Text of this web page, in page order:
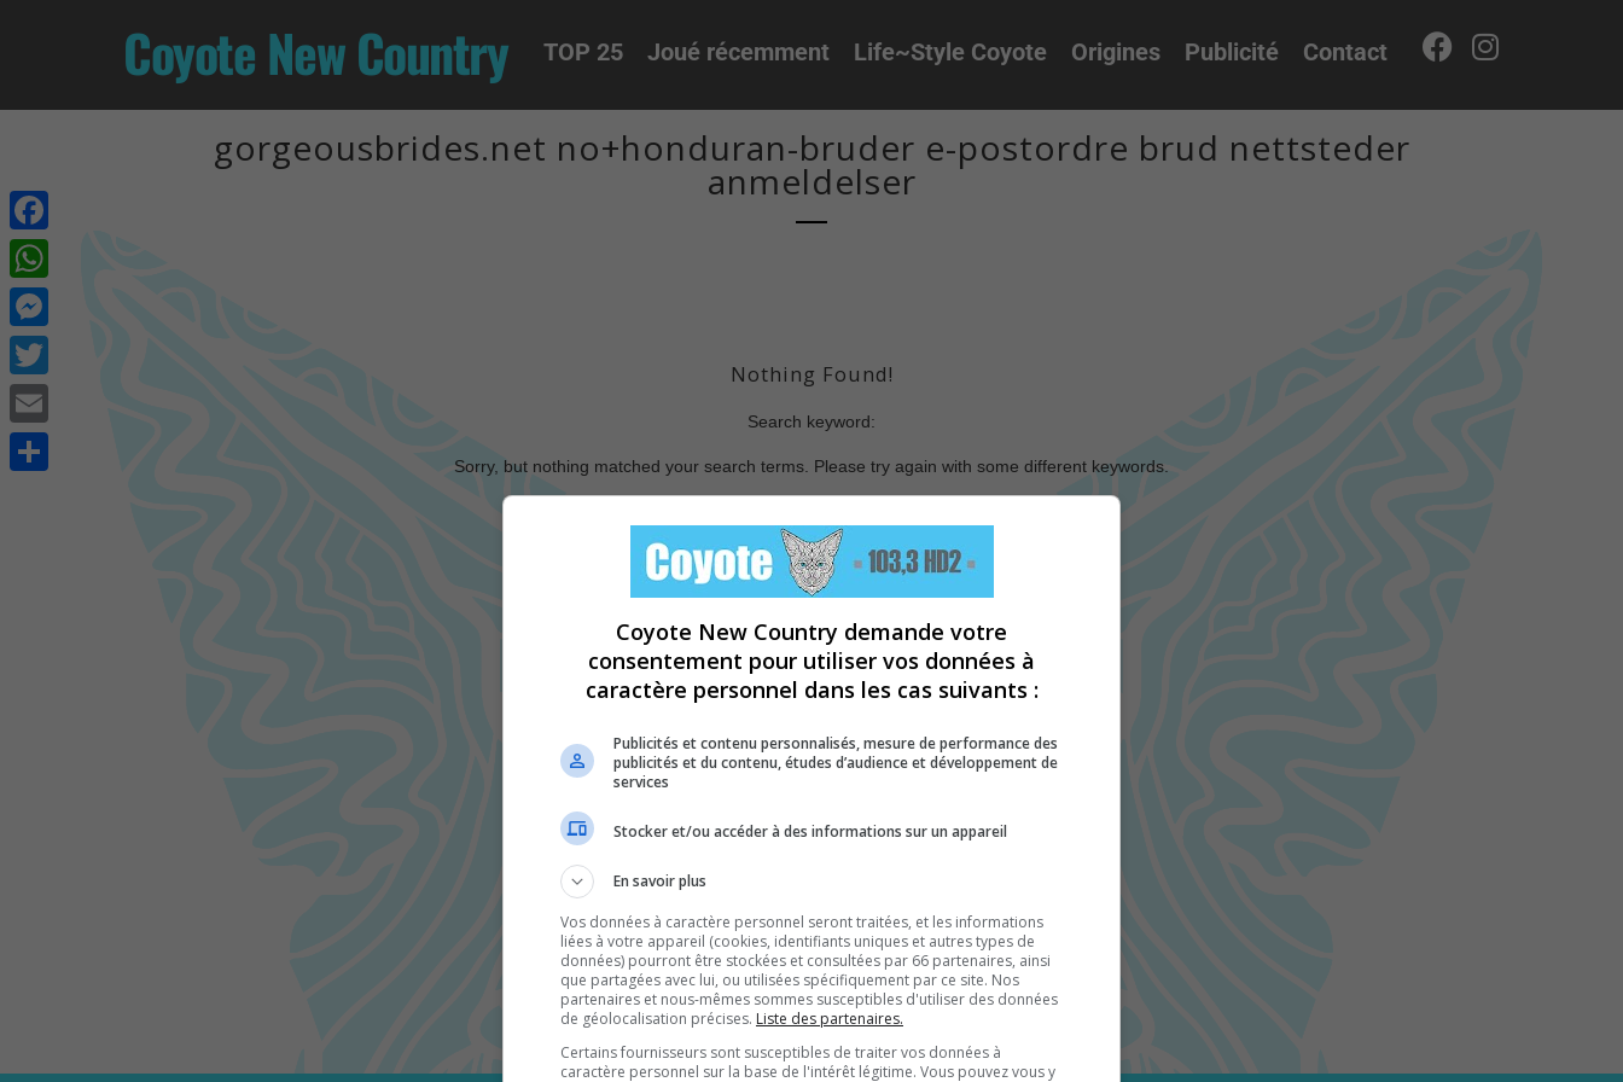
Coyote New Country TOP 25 Joué récemment Life~Style Coyote Origines Publicité Contact
gorgeousbrides.net no+honduran-bruder e-postordre brud nettsteder
anmeldelser
Nothing Found!
Search keyword:
Sorry, but nothing matched your search terms. Please try again with some different keywords.
Facebook
WhatsApp
Messenger
Twitter
Email
Coyote New Country demande votre
consentement pour utiliser vos données à
caractère personnel dans les cas suivants :
Publicités et contenu personnalisés, mesure de performance des
publicités et du contenu, études d’audience et développement de
services
Stocker et/ou accéder à des informations sur un appareil
En savoir plus
Vos données à caractère personnel seront traitées, et les informations
liées à votre appareil (cookies, identifiants uniques et autres types de
données) pourront être stockées et consultées par 66 partenaires, ainsi
que partagées avec lui, ou utilisées spécifiquement par ce site. Nos
partenaires et nous-mêmes sommes susceptibles d'utiliser des données
de géolocalisation précises. Liste des partenaires.
Certains fournisseurs sont susceptibles de traiter vos données à
caractère personnel sur la base de l'intérêt légitime. Vous pouvez vous y